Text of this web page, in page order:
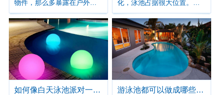
度越低和室内泳池空间空气
温度越低，那么室内泳池水
体热损失和蒸发量就会越
大，在室内泳池空气湿度不
能控制在理想的范围内时，
不仅会腐蚀墙面，房顶，以
及周边设备，还会影响人的
物件，那么多暴露在户外的
泳池，总会有树叶或其他脏
东西掉到池子里，那么加个
盖子才能从根本上解决，既
可以防尘，又可以保温、何
乐而不为。 泳池盖是什么？
可能会有人说，不就是在泳
池上面盖的一张膜或其他可
折叠的盖子嘛。直观、到
化，泳池占据很大位置。泳
池在园林景观绿化中无论与
其它元素相结合，都可以获
得特别的灵感，在商业园林
景观、酒店园林景观、私家
庭院景观、别墅花园景观绿
化中，在每一个地方，都会
创造出你想要的外观美感和
心灵的栖息地。 纵观整个园
如何像白天泳池派对一样享受夜间游泳 游泳池都可以做成哪些形状